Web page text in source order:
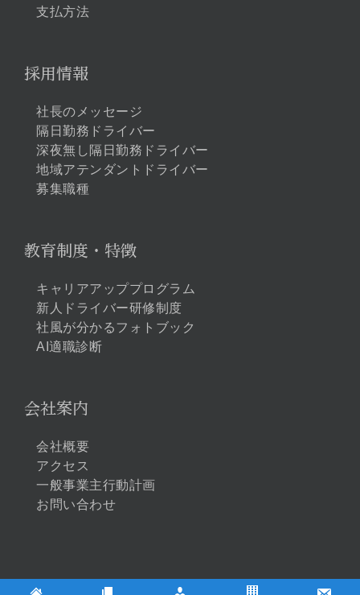
支払方法
採用情報
社長のメッセージ
隔日勤務ドライバー
深夜無し隔日勤務ドライバー
地域アテンダントドライバー
募集職種
教育制度・特徴
キャリアアッププログラム
新人ドライバー研修制度
社風が分かるフォトブック
AI適職診断
会社案内
会社概要
アクセス
一般事業主行動計画
お問い合わせ